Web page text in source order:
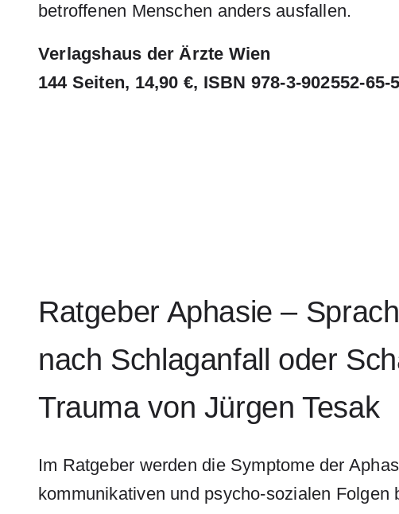
betroffenen Menschen anders ausfallen.
Verlagshaus der Ärzte Wien
144 Seiten, 14,90 €, ISBN 978-3-902552-65-5
Ratgeber Aphasie –
nach Schlaganfall oder
Trauma von Jürgen Tesak
Im Ratgeber werden die Symptome der
kommunikativen und psycho-sozialen Folgen